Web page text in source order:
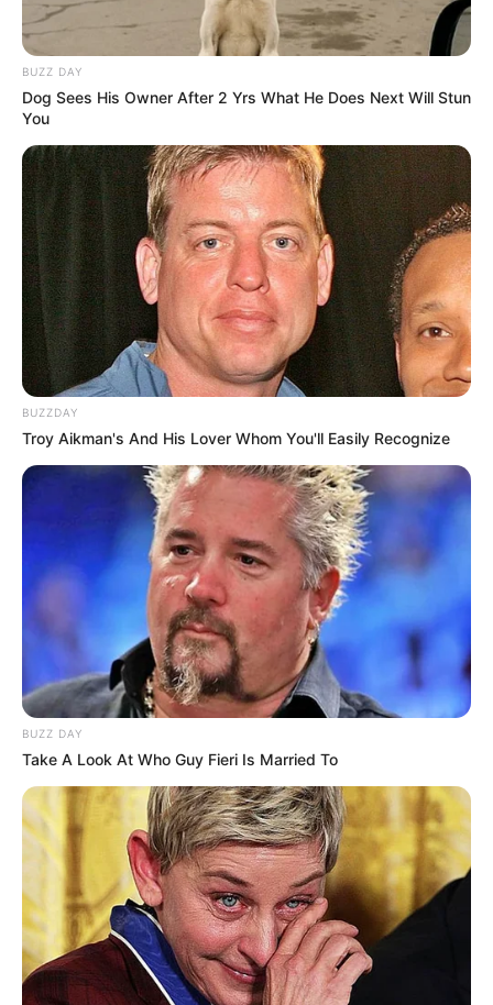
Pinterest
agora mesmo e solte a criatividade.
E não esqueça de curtir nossa página no
Facebooke entrar para o grupo da Revista
Artesanato noTelegrampara receber mais dicas
e passo a passos sobre o mundo do artesanato.
BUZZ DAY
Dog Sees His Owner After 2 Yrs What He Does Next Will Stun
You
BUZZDAY
Troy Aikman's And His Lover Whom You'll Easily Recognize
BUZZ DAY
Take A Look At Who Guy Fieri Is Married To